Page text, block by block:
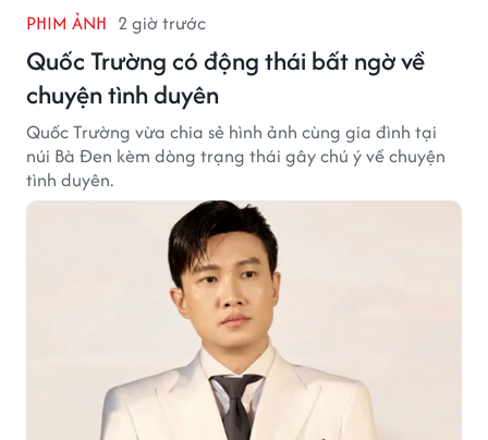
PHIM ẢNH 2 giờ trước
Quốc Trường có động thái bất ngờ về
chuyện tình duyên
Quốc Trường vừa chia sẻ hình ảnh cùng gia đình tại
núi Bà Đen kèm dòng trạng thái gây chú ý về chuyện
tình duyên.